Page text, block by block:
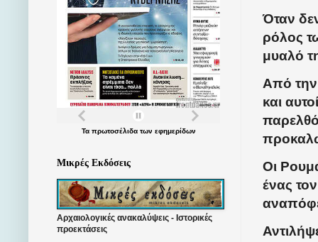
Όταν
ρόλος
μυαλό
Από την
και
Οι
ένας
Τα πρωτοσέλιδατων εφημερίδων
Μικρές Εκδόσεις
Αρχαιολογικές ανακαλύψεις - Ιστορικές
προεκτάσεις